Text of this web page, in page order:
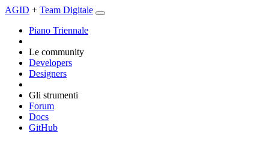
AGID + Team Digitale
Piano Triennale
Le community
Developers
Designers
Gli strumenti
Forum
Docs
GitHub